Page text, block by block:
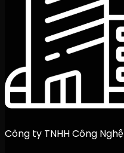
Công ty TNHH Công